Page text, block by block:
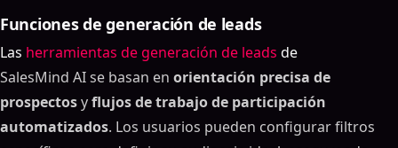
Funciones de generación de leads
Las herramientas de generación de leads de
SalesMind AI se basan en orientación precisa de
prospectosyflujos de trabajo de participación
automatizados. Los usuarios pueden configurar filtros